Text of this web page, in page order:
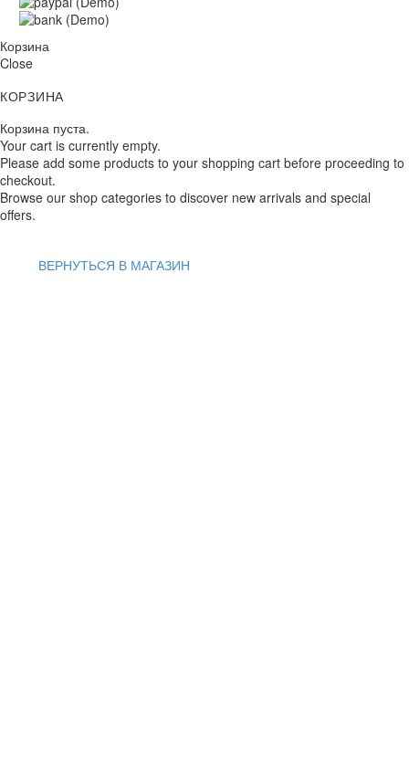
Корзина
Close
КОРЗИНА
Корзина пуста.
Your cart is currently empty.
Please add some products to your shopping cart before proceeding to
checkout.
Browse our shop categories to discover new arrivals and special
offers.
ВЕРНУТЬСЯ В МАГАЗИН